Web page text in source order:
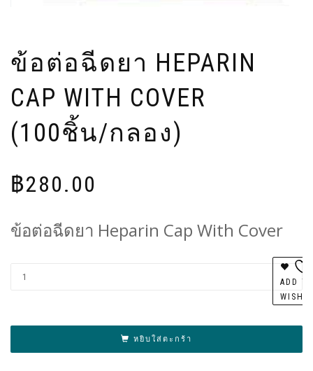
ข้อต่อฉีดยา HEPARIN
CAP WITH COVER
(100ชิ้น/กลอง)
฿280.00
ข้อต่อฉีดยา Heparin Cap With Cover
หยิบใส่ตะกร้า
ADD